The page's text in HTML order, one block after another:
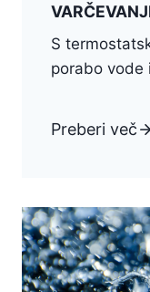
S
porabo vode
Preberi več